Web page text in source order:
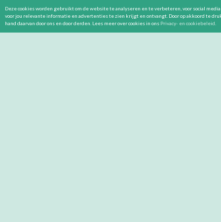
Deze cookies worden gebruikt om de website te analyseren en te verbeteren, voor social
voor jou relevante informatie en advertenties te zien krijgt en ontvangt. Door op akkoord te
hand daarvan door ons en door derden. Lees meer over cookies in ons Privacy- en cookiebeleid